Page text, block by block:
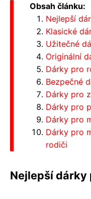
Obsah článku:
Nejlepší
Klasické
Užitečné
Originální
Dárky pro
Bezpečné
Dárky pro
Dárky pro
Dárky pro
Dárky pro
rodiči
Nejlepší dárky